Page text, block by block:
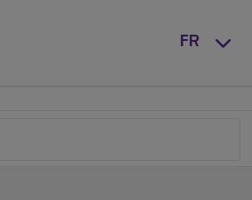
FR